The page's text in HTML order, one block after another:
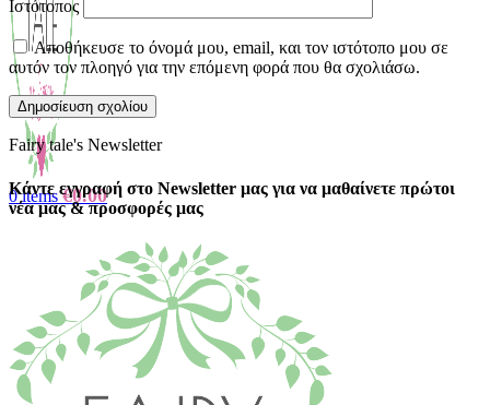
0items €0.00
Ιστότοπος
Αποθήκευσε το όνομά μου, email, και τον ιστότοπο μου σε
αυτόν τον πλοηγό για την επόμενη φορά που θα σχολιάσω.
Fairy tale's Newsletter
Κάντε εγγραφή στο Newsletter μας για να μαθαίνετε πρώτοι
νέα μας & προσφορές μας